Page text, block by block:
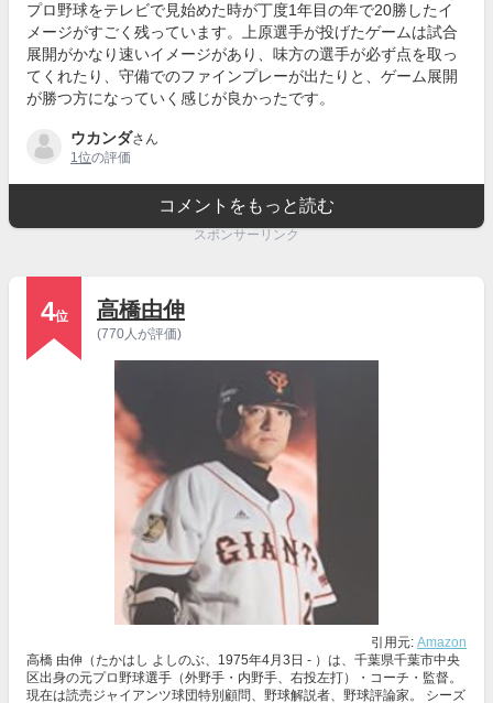
プロ野球をテレビで見始めた時が丁度1年目の年で20勝したイ
メージがすごく残っています。上原選手が投げたゲームは試合
展開がかなり速いイメージがあり、味方の選手が必ず点を取っ
てくれたり、守備でのファインプレーが出たりと、ゲーム展開
が勝つ方になっていく感じが良かったです。
ウカンダさん
1位の評価
コメントをもっと読む
スポンサーリンク
4位 高橋由伸
(770人が評価)
引用元: Amazon
高橋 由伸（たかはし よしのぶ、1975年4月3日 - ）は、千葉県千葉市中央
区出身の元プロ野球選手（外野手・内野手、右投左打）・コーチ・監督。
現在は読売ジャイアンツ球団特別顧問、野球解説者、野球評論家。 シーズ